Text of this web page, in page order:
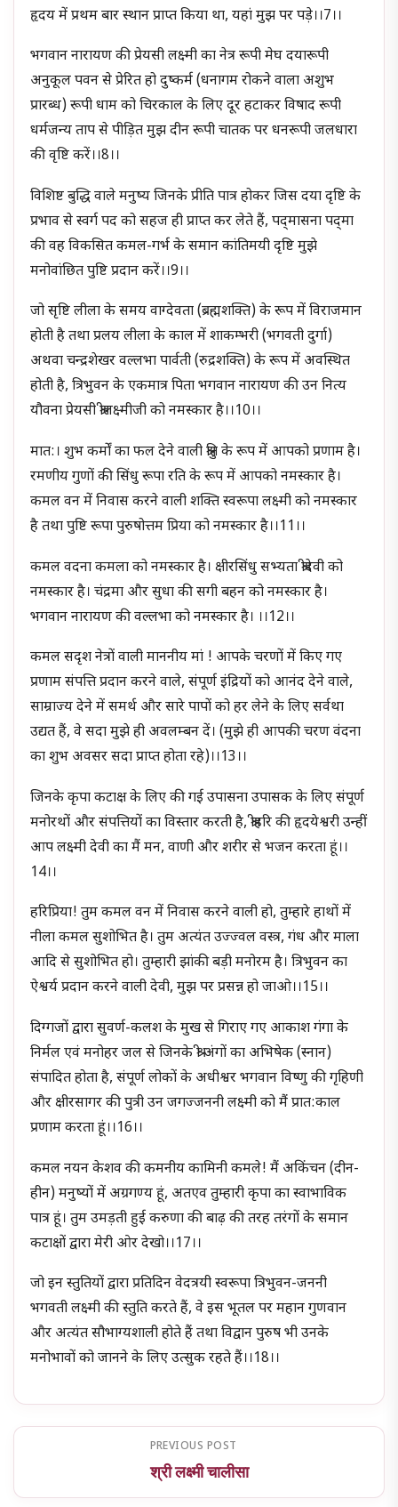
हृदय में प्रथम बार स्थान प्राप्त किया था, यहां मुझ पर पड़े।।7।।
भगवान नारायण की प्रेयसी लक्ष्मी का नेत्र रूपी मेघ दयारूपी
अनुकूल पवन से प्रेरित हो दुष्कर्म (धनागम रोकने वाला अशुभ
प्रारब्ध) रूपी धाम को चिरकाल के लिए दूर हटाकर विषाद रूपी
धर्मजन्य ताप से पीड़ित मुझ दीन रूपी चातक पर धनरूपी जलधारा
की वृष्टि करें।।8।।
विशिष्ट बुद्धि वाले मनुष्य जिनके प्रीति पात्र होकर जिस दया दृष्टि के
प्रभाव से स्वर्ग पद को सहज ही प्राप्त कर लेते हैं, पद्‍मासना पद्‍मा
की वह विकसित कमल-गर्भ के समान कांतिमयी दृष्टि मुझे
मनोवांछित पुष्टि प्रदान करें।।9।।
जो सृष्टि लीला के समय वाग्देवता (ब्रह्मशक्ति) के रूप में विराजमान
होती है तथा प्रलय लीला के काल में शाकम्भरी (भगवती दुर्गा)
अथवा चन्द्रशेखर वल्लभा पार्वती (रुद्रशक्ति) के रूप में अवस्थित
होती है, त्रिभुवन के एकमात्र पिता भगवान नारायण की उन नित्य
यौवना प्रेयसी श्रीलक्ष्मीजी को नमस्कार है।।10।।
मात:। शुभ कर्मों का फल देने वाली श्रुति के रूप में आपको प्रणाम है।
रमणीय गुणों की सिंधु रूपा रति के रूप में आपको नमस्कार है।
कमल वन में निवास करने वाली शक्ति स्वरूपा लक्ष्मी को नमस्कार
है तथा पुष्टि रूपा पुरुषोत्तम प्रिया को नमस्कार है।।11।।
कमल वदना कमला को नमस्कार है। क्षीरसिंधु सभ्यता श्रीदेवी को
नमस्कार है। चंद्रमा और सुधा की सगी बहन को नमस्कार है।
भगवान नारायण की वल्लभा को नमस्कार है। ।।12।।
कमल सदृश नेत्रों वाली माननीय मां ! आपके चरणों में किए गए
प्रणाम संपत्ति प्रदान करने वाले, संपूर्ण इंद्रियों को आनंद देने वाले,
साम्राज्य देने में समर्थ और सारे पापों को हर लेने के लिए सर्वथा
उद्यत हैं, वे सदा मुझे ही अवलम्बन दें। (मुझे ही आपकी चरण वंदना
का शुभ अवसर सदा प्राप्त होता रहे)।।13।।
जिनके कृपा कटाक्ष के लिए की गई उपासना उपासक के लिए संपूर्ण
मनोरथों और संपत्तियों का विस्तार करती है, श्रीहरि की हृदयेश्वरी उन्हीं
आप लक्ष्मी देवी का मैं मन, वाणी और शरीर से भजन करता हूं।।
14।।
हरिप्रिया! तुम कमल वन में निवास करने वाली हो, तुम्हारे हाथों में
नीला कमल सुशोभित है। तुम अत्यंत उज्ज्वल वस्त्र, गंध और माला
आदि से सुशोभित हो। तुम्हारी झांकी बड़ी मनोरम है। त्रिभुवन का
ऐश्वर्य प्रदान करने वाली देवी, मुझ पर प्रसन्न हो जाओ।।15।।
दिग्गजों द्वारा सुवर्ण-कलश के मुख से गिराए गए आकाश गंगा के
निर्मल एवं मनोहर जल से जिनके श्री अंगों का अभिषेक (स्नान)
संपादित होता है, संपूर्ण लोकों के अधीश्वर भगवान विष्णु की गृहिणी
और क्षीरसागर की पुत्री उन जगज्जननी लक्ष्मी को मैं प्रात:काल
प्रणाम करता हूं।।16।।
कमल नयन केशव की कमनीय कामिनी कमले! मैं अकिंचन (दीन-
हीन) मनुष्यों में अग्रगण्य हूं, अतएव तुम्हारी कृपा का स्वाभाविक
पात्र हूं। तुम उमड़ती हुई करुणा की बाढ़ की तरह तरंगों के समान
कटाक्षों द्वारा मेरी ओर देखो।।17।।
जो इन स्तु‍तियों द्वारा प्रतिदिन वेदत्रयी स्वरूपा त्रिभुवन-जननी
भगवती लक्ष्मी की स्तुति करते हैं, वे इस भूतल पर महान गुणवान
और अत्यंत सौभाग्यशाली होते हैं तथा विद्वान पुरुष भी उनके
मनोभावों को जानने के लिए उत्सुक रहते हैं।।18।।
PREVIOUS POST
श्री लक्ष्मी चालीसा